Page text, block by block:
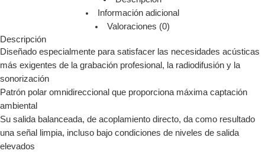
Información adicional
Valoraciones (0)
Descripción
Diseñado especialmente para satisfacer las necesidades acústicas
más exigentes de la grabación profesional, la radiodifusión y la
sonorización
Patrón polar omnidireccional que proporciona máxima captación
ambiental
Su salida balanceada, de acoplamiento directo, da como resultado
una señal limpia, incluso bajo condiciones de niveles de salida
elevados